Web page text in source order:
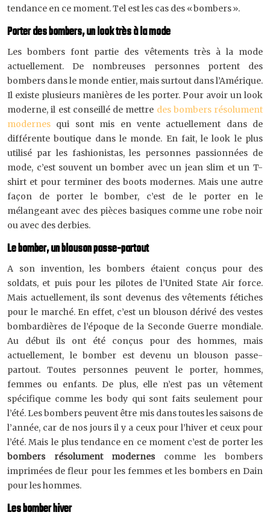
tendance en ce moment. Tel est les cas des « bombers ».
Porter des bombers, un look très à la mode
Les bombers font partie des vêtements très à la mode
actuellement. De nombreuses personnes portent des
bombers dans le monde entier, mais surtout dans l’Amérique.
Il existe plusieurs manières de les porter. Pour avoir un look
moderne, il est conseillé de mettre des bombers résolument
modernes qui sont mis en vente actuellement dans de
différente boutique dans le monde. En fait, le look le plus
utilisé par les fashionistas, les personnes passionnées de
mode, c’est souvent un bomber avec un jean slim et un T-
shirt et pour terminer des boots modernes. Mais une autre
façon de porter le bomber, c’est de le porter en le
mélangeant avec des pièces basiques comme une robe noir
ou avec des derbies.
Le bomber, un blouson passe-partout
A son invention, les bombers étaient conçus pour des
soldats, et puis pour les pilotes de l’United State Air force.
Mais actuellement, ils sont devenus des vêtements fétiches
pour le marché. En effet, c’est un blouson dérivé des vestes
bombardières de l’époque de la Seconde Guerre mondiale.
Au début ils ont été conçus pour des hommes, mais
actuellement, le bomber est devenu un blouson passe-
partout. Toutes personnes peuvent le porter, hommes,
femmes ou enfants. De plus, elle n’est pas un vêtement
spécifique comme les body qui sont faits seulement pour
l’été. Les bombers peuvent être mis dans toutes les saisons de
l’année, car de nos jours il y a ceux pour l’hiver et ceux pour
l’été. Mais le plus tendance en ce moment c’est de porter les
bombers résolument modernescomme les bombers
imprimées de fleur pour les femmes et les bombers en Dain
pour les hommes.
Les bomber hiver